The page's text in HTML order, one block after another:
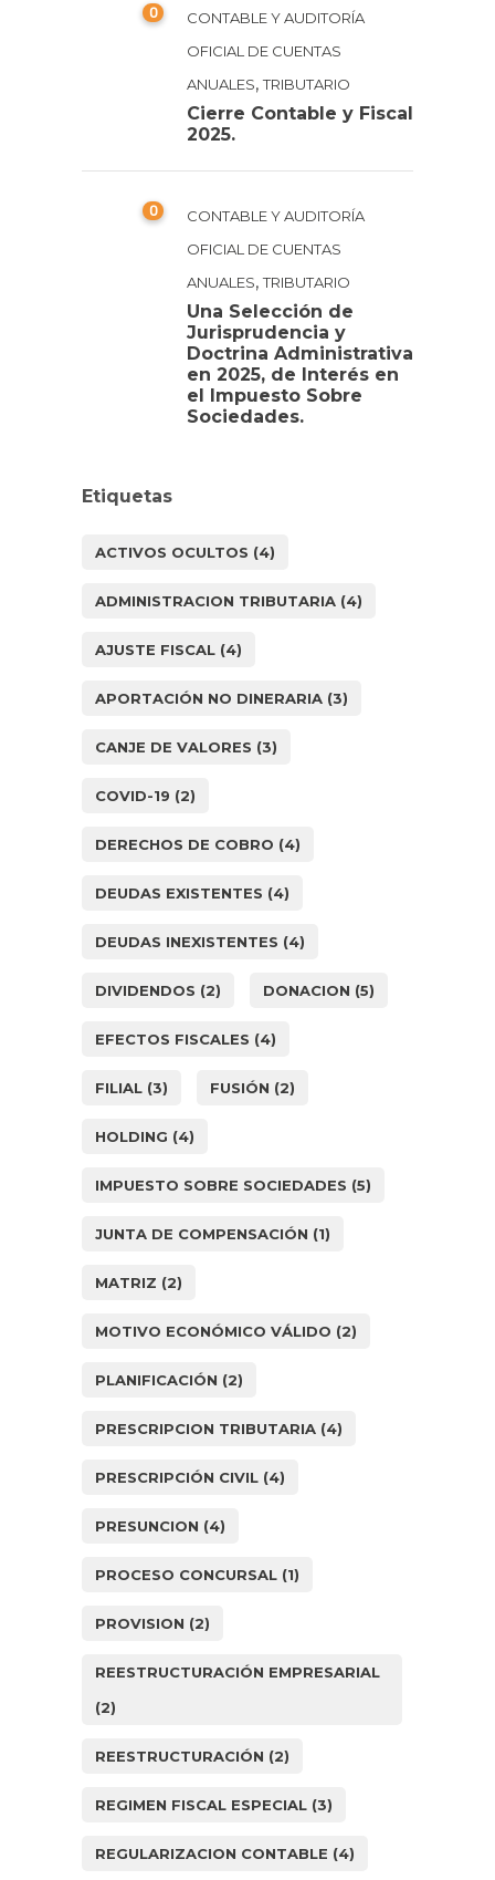
0
CONTABLE Y AUDITORÍA
OFICIAL DE CUENTAS
ANUALES,TRIBUTARIO
Cierre Contable y Fiscal
2025.
0
CONTABLE Y AUDITORÍA
OFICIAL DE CUENTAS
ANUALES,TRIBUTARIO
Una Selección de
Jurisprudencia y
Doctrina Administrativa
en 2025, de Interés en
el Impuesto Sobre
Sociedades.
Etiquetas
ACTIVOS OCULTOS (4)
ADMINISTRACION TRIBUTARIA (4)
AJUSTE FISCAL (4)
APORTACIÓN NO DINERARIA (3)
CANJE DE VALORES (3)
COVID-19 (2)
DERECHOS DE COBRO (4)
DEUDAS EXISTENTES (4)
DEUDAS INEXISTENTES (4)
DIVIDENDOS (2) DONACION (5)
EFECTOS FISCALES (4)
FILIAL (3) FUSIÓN (2)
HOLDING (4)
IMPUESTO SOBRE SOCIEDADES (5)
JUNTA DE COMPENSACIÓN (1)
MATRIZ (2)
MOTIVO ECONÓMICO VÁLIDO (2)
PLANIFICACIÓN (2)
PRESCRIPCION TRIBUTARIA (4)
PRESCRIPCIÓN CIVIL (4)
PRESUNCION (4)
PROCESO CONCURSAL (1)
PROVISION (2)
REESTRUCTURACIÓN EMPRESARIAL
(2)
REESTRUCTURACIÓN (2)
REGIMEN FISCAL ESPECIAL (3)
REGULARIZACION CONTABLE (4)